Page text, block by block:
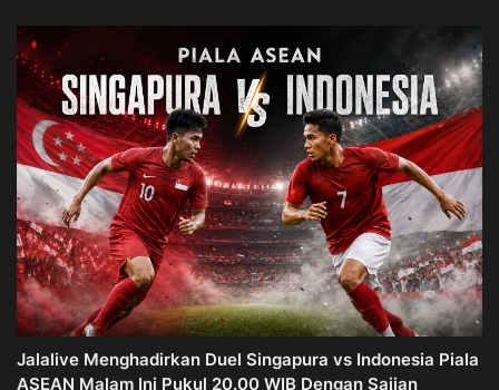
Jalalive Menghadirkan Duel Singapura vs Indonesia Piala
ASEAN Malam Ini Pukul 20.00 WIB Dengan Sajian